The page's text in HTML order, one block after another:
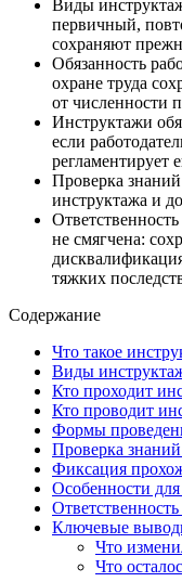
Виды
первичный,
сохраняют
Обязанность
охране труда
от численности
Инструктажи
если
регламентирует
Проверка знаний
инструктажа и
не смягчена:
тяжких
Содержание
Что такое
Виды
Кто проходит
Кто проводит
Формы
Проверка
Фиксация
Особенности
Ответственность
Ключевые
Что
Что